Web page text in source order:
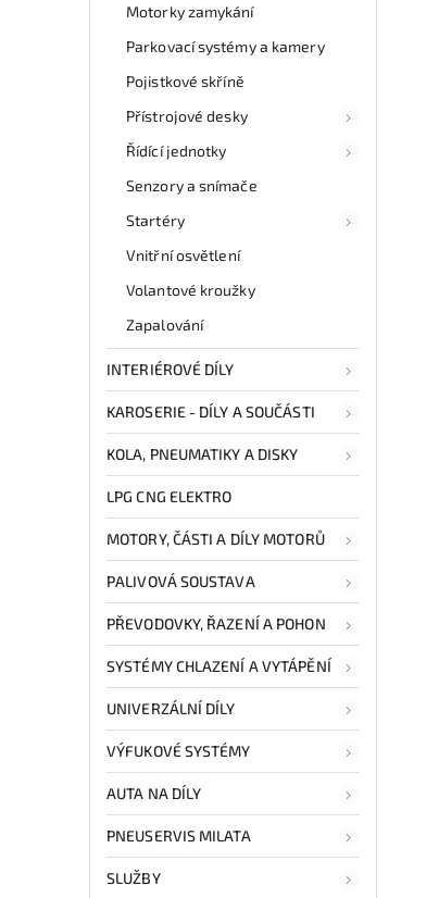
Motorky zamykání
Parkovací systémy a kamery
Pojistkové skříně
Přístrojové desky
Řídící jednotky
Senzory a snímače
Startéry
Vnitřní osvětlení
Volantové kroužky
Zapalování
INTERIÉROVÉ DÍLY
KAROSERIE - DÍLY A SOUČÁSTI
KOLA, PNEUMATIKY A DISKY
LPG CNG ELEKTRO
MOTORY, ČÁSTI A DÍLY MOTORŮ
PALIVOVÁ SOUSTAVA
PŘEVODOVKY, ŘAZENÍ A POHON
SYSTÉMY CHLAZENÍ A VYTÁPĚNÍ
UNIVERZÁLNÍ DÍLY
VÝFUKOVÉ SYSTÉMY
AUTA NA DÍLY
PNEUSERVIS MILATA
SLUŽBY